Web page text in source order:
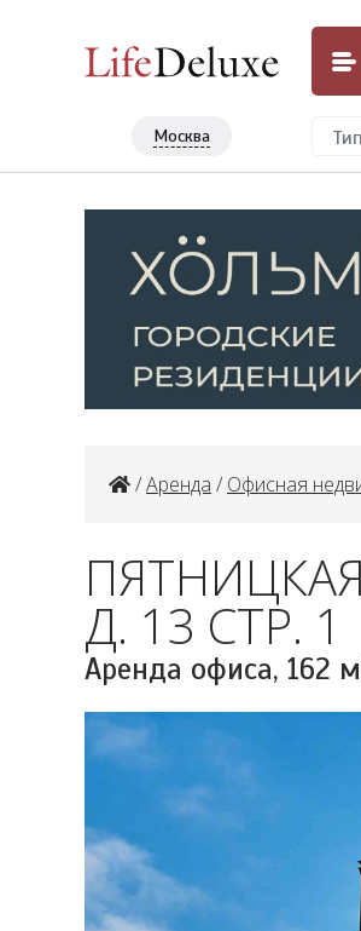
Москва
/Аренда / Офисная
Д. 13 СТР. 1
Аренда офиса, 162 м